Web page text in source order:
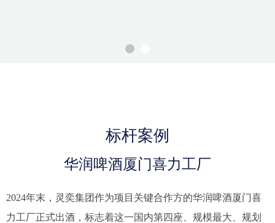
标杆案例
2024年末，灵奕集团作为项目关键合作方的华润啤酒厦门喜
力工厂正式出酒，标志着这一国内第四座、规模最大、规划
华润啤酒厦门喜力工厂